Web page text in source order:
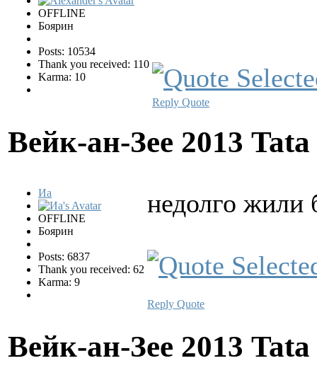
OFFLINE
Боярин
Posts: 10534
Thank you received: 110
Karma: 10
Reply Quote
Вейк-ан-Зее 2013
Иа
OFFLINE
Боярин
Posts: 6837
Thank you received: 62
Karma: 9
недолго жили
Reply Quote
Вейк-ан-Зее 2013